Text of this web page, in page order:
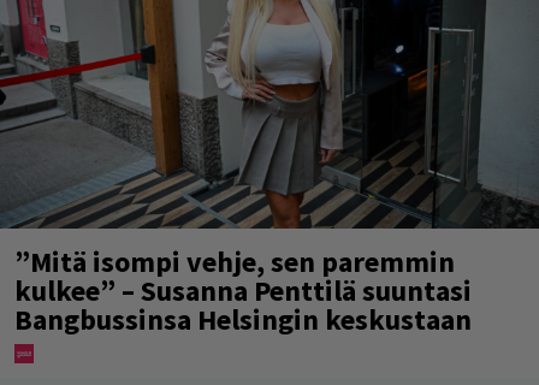
”Mitä isompi vehje, sen paremmin
kulkee” – Susanna Penttilä suuntasi
Bangbussinsa Helsingin keskustaan